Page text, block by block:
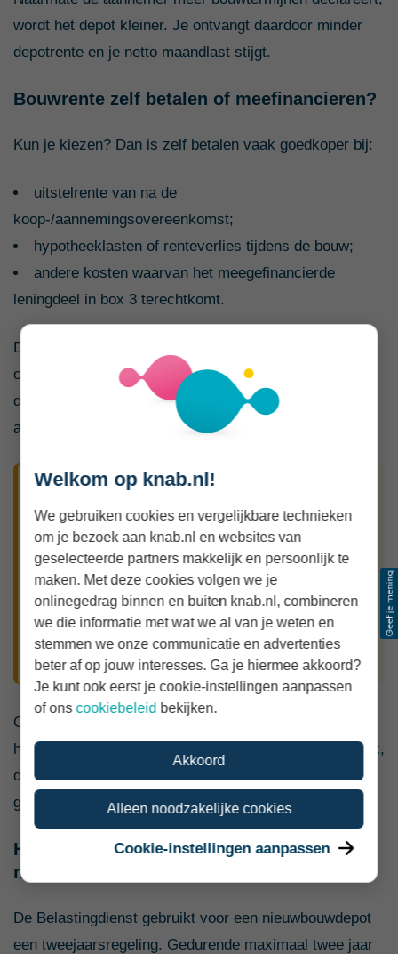
wordt het depot kleiner. Je ontvangt daardoor minder
depotrente en je netto maandlast stijgt.
Bouwrente zelf betalen of meefinancieren?
Kun je kiezen? Dan is zelf betalen vaak goedkoper bij:
uitstelrente van na de
koop-/aannemingsovereenkomst;
hypotheeklasten of renteverlies tijdens de bouw;
andere kosten waarvan het meegefinancierde
leningdeel in box 3 terechtkomt.
Door mee te financieren betaal je niet alleen het
oorspronkelijke bedrag, maar ook jarenlang rente over
die extra lening. Bovendien is die rente niet altijd
aftrekbaar.
Gebruik niet automatisch al je spaargeld
Zelf betalen is alleen verstandig als je daarna
voldoende buffer overhoudt voor dubbele
woonlasten, meerwerk, inrichting en tegenvallers
tijdens de bouw. Een iets hogere lening kan
praktischer zijn dan zonder reserve aan de bouw
beginnen.
Of je de kosten daadwerkelijk kunt meefinancieren,
hangt daarnaast af van je inkomen, de totale hypotheek,
de woningwaarde en de voorwaarden van de
geldverstrekker.
Hoe werkt de renteaftrek bij een
nieuwbouwdepot?
De Belastingdienst gebruikt voor een nieuwbouwdepot
een tweejaarsregeling. Gedurende maximaal twee jaar
Welkom op knab.nl!
We gebruiken cookies en vergelijkbare technieken
om je bezoek aan knab.nl en websites van
geselecteerde partners makkelijk en persoonlijk te
maken. Met deze cookies volgen we je
onlinegedrag binnen en buiten knab.nl, combineren
we die informatie met wat we al van je weten en
stemmen we onze communicatie en advertenties
beter af op jouw interesses. Ga je hiermee akkoord?
Je kunt ook eerst je cookie-instellingen aanpassen
of onscookiebeleid bekijken.
Akkoord
Alleen noodzakelijke cookies
Cookie-instellingen aanpassen